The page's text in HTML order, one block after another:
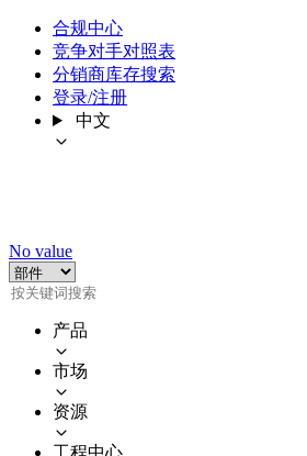
合规中心
竞争对手对照表
分销商库存搜索
登录/注册
中文
No value
产品
市场
资源
工程中心